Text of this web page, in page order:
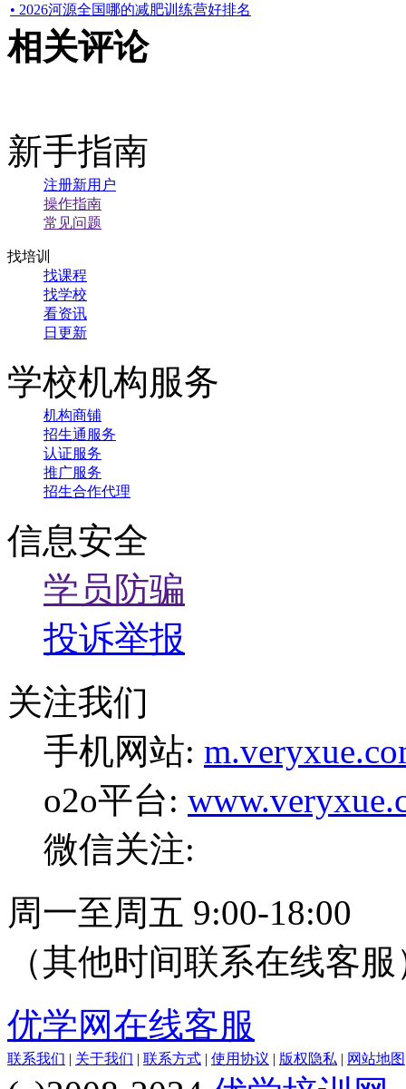
• 2026河源全国哪的减肥训练营好排名
相关评论
新手指南
注册新用户
操作指南
常见问题
找培训
找课程
找学校
看资讯
日更新
学校机构服务
机构商铺
招生通服务
认证服务
推广服务
招生合作代理
信息安全
学员防骗
投诉举报
关注我们
手机网站:
o2o平台:
微信关注:
周一至周五 9:00-18:00
（其他时间联系在线客服
优学网在线客服
联系我们 | 关于我们 | 联系方式 | 使用协议 | 版权隐私 | 网站地图